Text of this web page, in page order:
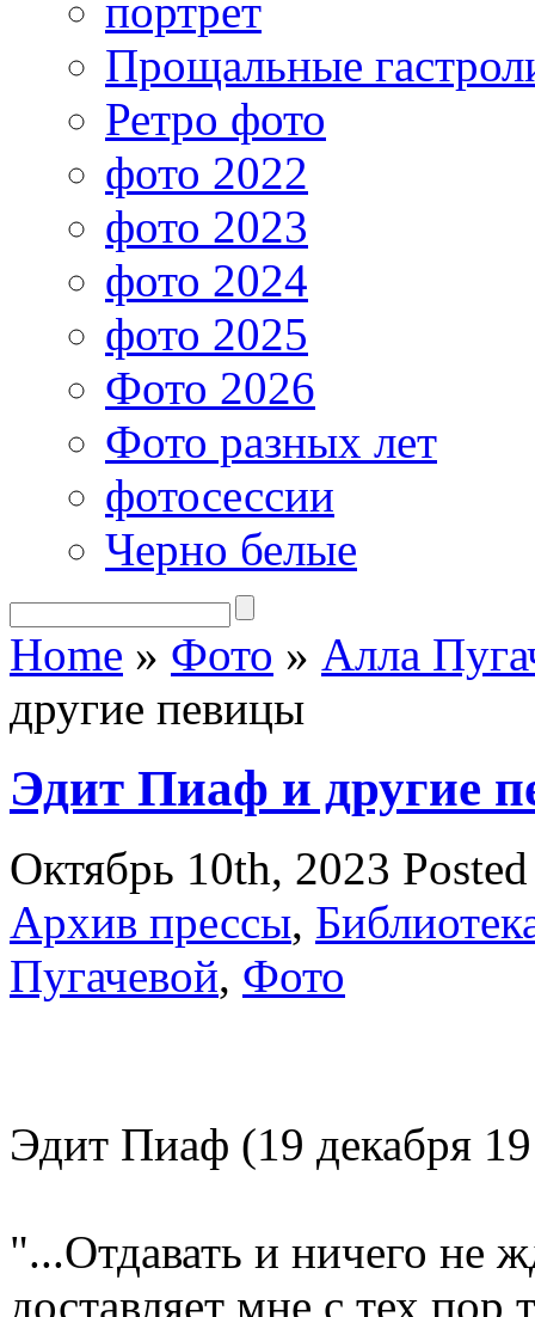
портрет
Прощальные
Ретро фото
фото 2022
фото 2023
фото 2024
фото 2025
Фото 2026
Фото разных лет
фотосессии
Черно белые
Home » Фото » Алла
другие певицы
Эдит Пиаф и другие
Октябрь 10th, 2023
Архив прессы,
Пугачевой, Фото
Эдит Пиаф (19 декабря
"...Отдавать и ничего не
доставляет мне с тех пор